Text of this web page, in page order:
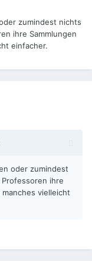
zumindest nichts
ihre Sammlungen
einfacher.
oder zumindest
ihre
vielleicht